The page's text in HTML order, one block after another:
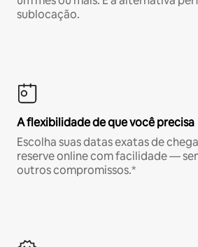
sublocação.
A flexibilidade de que você precisa
Escolha suas datas exatas de
reserve online com facilidade —
outros compromissos.*